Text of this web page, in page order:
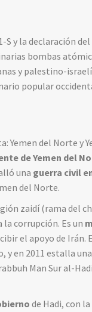
S y la declaración
bombas
y palestino-
popular
Yemen del Norte y
de Yemen del
una guerra civil
del Norte.
zaidí (rama del
corrupción. Es un
el apoyo de Irán.
en 2011 estalla
Man Sur al-
de Hadi, con